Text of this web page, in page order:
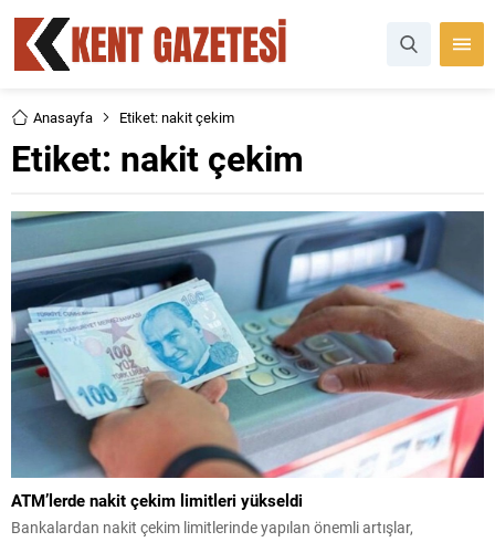
Anasayfa Etiket: nakit çekim
Etiket: nakit çekim
ATM’lerde nakit çekim limitleri yükseldi
Bankalardan nakit çekim limitlerinde yapılan önemli artışlar,